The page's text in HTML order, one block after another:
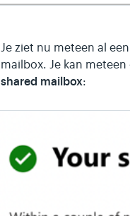
Je ziet nu meteen al
mailbox. Je kan
shared mailbox: